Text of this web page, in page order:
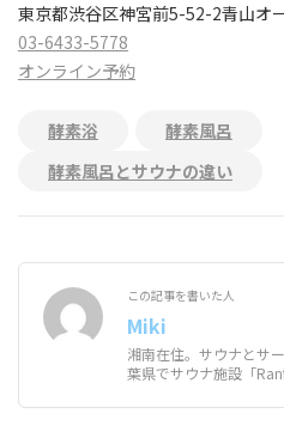
東京都渋谷区神宮前5-52-2青山オ
03-6433-5778
オンライン予約
酵素浴
酵素風呂
酵素風呂とサウナの違い
この記事を書いた人
Miki
湘南在住。サウナとサ
葉県でサウナ施設「